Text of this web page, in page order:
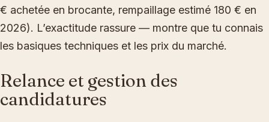
€ achetée en brocante, rempaillage estimé 180 € en
2026). L’exactitude rassure — montre que tu connais
les basiques techniques et les prix du marché.
Relance et gestion des
candidatures